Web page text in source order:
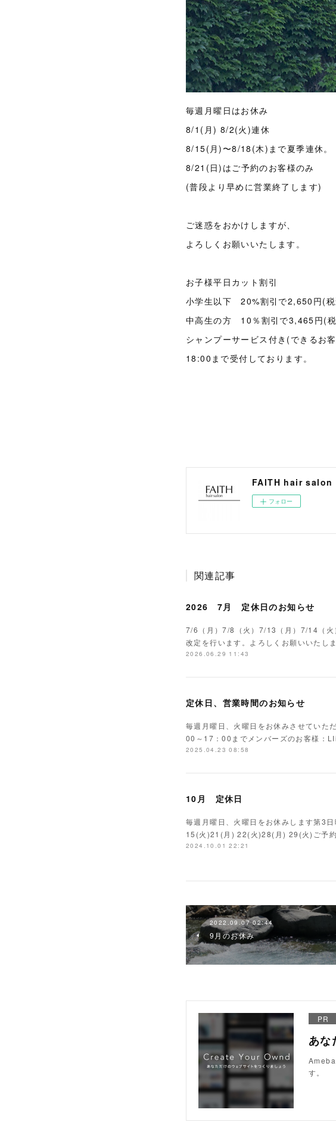
毎週月曜日はお休み
8/1(月) 8/2(火)連休
8/15(月)〜8/18(木)まで夏季連休。
8/21(日)はご予約のお客様のみ
(普段より早めに営業終了します)
ご迷惑をおかけしますが、
よろしくお願いいたします。
お子様平日カット割引
小学生以下 20%割引で2,650円(税
中高生の方 10％割引で3,465円(
シャンプーサービス付き(できるお
18:00まで受付しております。
FAITH hair salon
フォロー
関連記事
2026 7月 定休日のお知らせ
7/6（月）7/8（火）7/13（月）7/14（
改定を行います。よろしくお願いいたし
2026.06.29 11:43
定休日、営業時間のお知らせ
毎週月曜日、火曜日をお休みさせていた
00～17：00までメンバーズのお客様：
2025.04.23 08:58
10月 定休日
毎週月曜日、火曜日をお休みします第3
15(火)21(月) 22(火)28(月) 29(火)ご予
2024.10.01 22:21
2022.09.07 02:44
9月のお休み
PR
あな
す。